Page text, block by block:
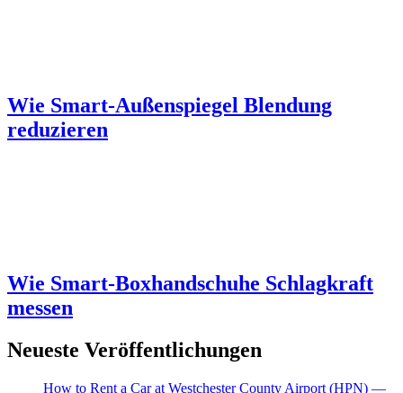
Wie Smart-Außenspiegel Blendung
reduzieren
Wie Smart-Boxhandschuhe Schlagkraft
messen
Neueste Veröffentlichungen
How to Rent a Car at Westchester County Airport (HPN) —